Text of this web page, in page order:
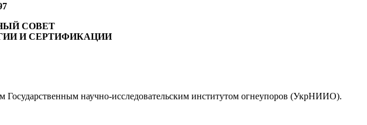
СОВЕТ
И СЕРТИФИКАЦИИ
научно-исследовательским институтом огнеупоров (УкрНИИО).